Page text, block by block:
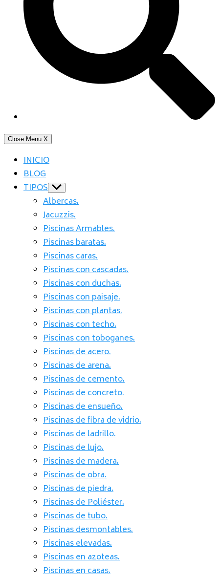
Close Menu X
INICIO
BLOG
TIPOS Show
sub
menu
Albercas.
Jacuzzis.
Piscinas Armables.
Piscinas baratas.
Piscinas caras.
Piscinas con cascadas.
Piscinas con duchas.
Piscinas con paisaje.
Piscinas con plantas.
Piscinas con techo.
Piscinas con toboganes.
Piscinas de acero.
Piscinas de arena.
Piscinas de cemento.
Piscinas de concreto.
Piscinas de ensueño.
Piscinas de fibra de vidrio.
Piscinas de ladrillo.
Piscinas de lujo.
Piscinas de madera.
Piscinas de obra.
Piscinas de piedra.
Piscinas de Poliéster.
Piscinas de tubo.
Piscinas desmontables.
Piscinas elevadas.
Piscinas en azoteas.
Piscinas en casas.